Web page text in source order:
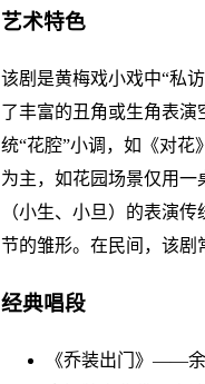
艺术特色
该剧是黄梅戏小戏中“私
了丰富的丑角或生角表
统“花腔”小调，如《对
为主，如花园场景仅用一
（小生、小旦）的表演
节的雏形。在民间，该剧
经典唱段
《乔装出门》——